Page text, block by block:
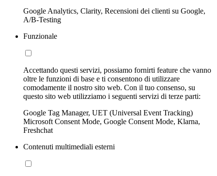
Google Analytics, Clarity, Recensioni dei clienti su Google,
A/B-Testing
Funzionale
Accettando questi servizi, possiamo fornirti feature che vanno
oltre le funzioni di base e ti consentono di utilizzare
comodamente il nostro sito web. Con il tuo consenso, su
questo sito web utilizziamo i seguenti servizi di terze parti:
Google Tag Manager, UET (Universal Event Tracking)
Microsoft Consent Mode, Google Consent Mode, Klarna,
Freshchat
Contenuti multimediali esterni